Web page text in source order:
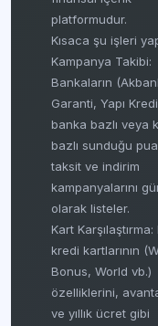
platformudur.
Kısaca şu işleri
Kampanya Takibi:
Bankaların
Garanti, Yapı
banka bazlı veya
bazlı sunduğu
taksit ve indirim
kampanyalarını
olarak listeler.
Kart Karşılaştırma:
kredi kartlarının
Bonus, World vb.)
özelliklerini,
ve yıllık ücret gibi